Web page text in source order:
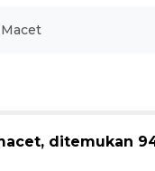
Macet
ditemukan